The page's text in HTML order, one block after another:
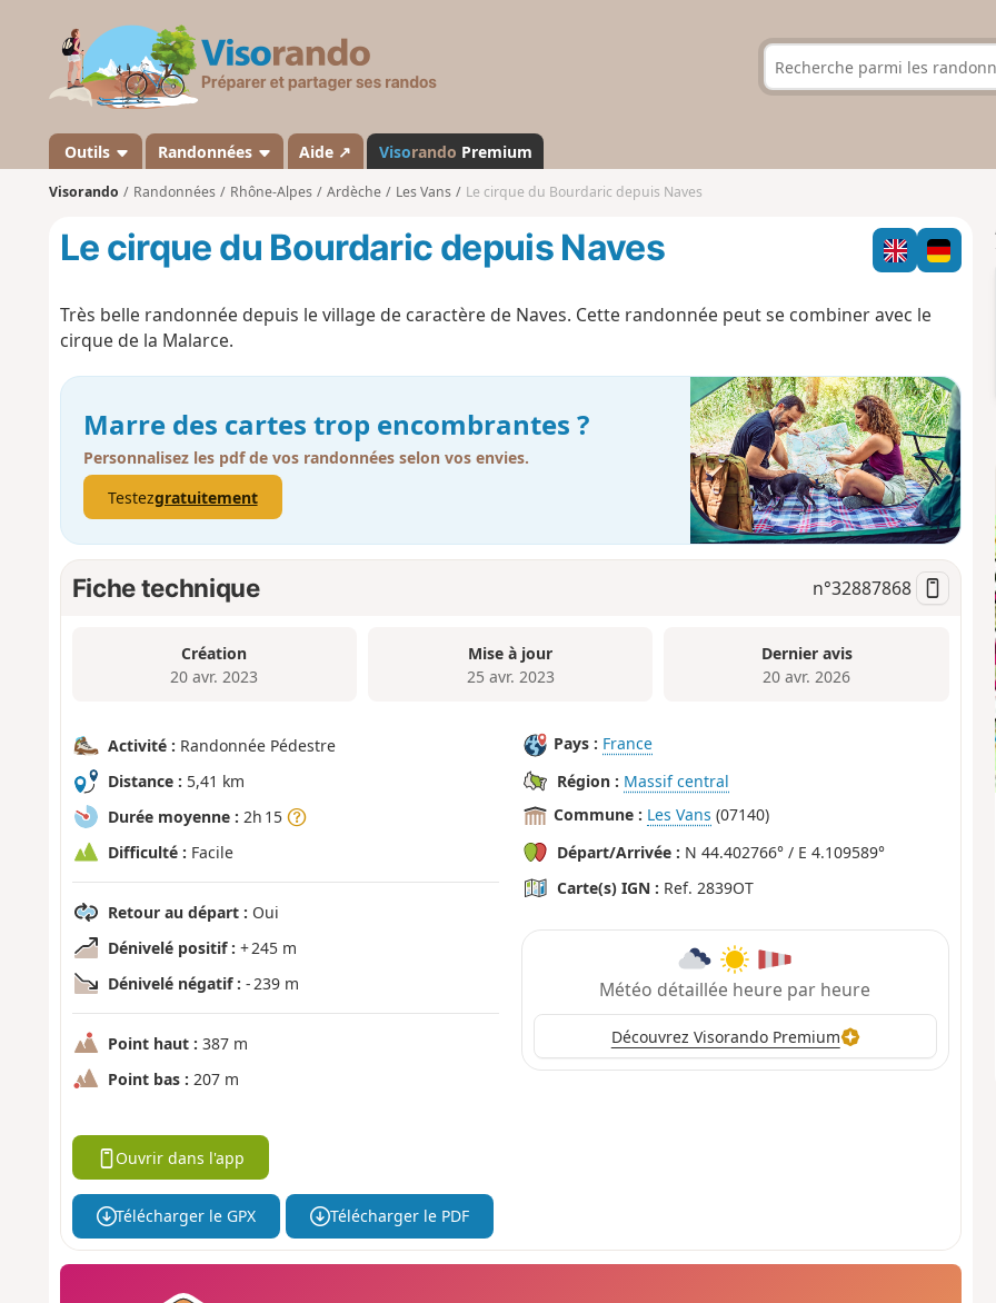
s
a
n
d
Outils Randonnées Aide ↗ Visorando Premium
Visorando Randonnées Rhône-Alpes Ardèche Les Vans Le cirque du Bourdaric depuis Naves
Le cirque du Bourdaric depuis Naves
Très belle randonnée depuis le village de caractère de Naves. Cette randonnée peut se combiner avec le
cirque de la Malarce.
Marre des cartes trop encombrantes ?
Personnalisez les pdf de vos randonnées selon vos envies.
Testezgratuitement
Fiche technique n°32887868
Création
20 avr. 2023
Mise à jour
25 avr. 2023
Dernier avis
20 avr. 2026
Activité : Randonnée Pédestre
Distance : 5,41 km
Durée moyenne : 2h 15
Difficulté : Facile
Retour au départ : Oui
Dénivelé positif : + 245 m
Dénivelé négatif : - 239 m
Point haut : 387 m
Point bas : 207 m
Pays : France
Région : Massif central
Commune : Les Vans (07140)
Départ/Arrivée : N 44.402766° / E 4.109589°
Carte(s) IGN : Ref. 2839OT
Météo détaillée heure par heure
Découvrez Visorando Premium
Ouvrir dans l'app
Télécharger le GPX Télécharger le PDF